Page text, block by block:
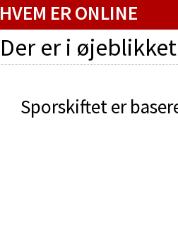
HVEM ER ONLINE
Der er i
Sporskiftet er